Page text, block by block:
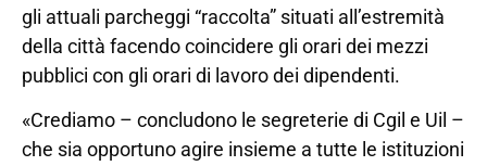
gli attuali parcheggi “raccolta” situati all’estremità
della città facendo coincidere gli orari dei mezzi
pubblici con gli orari di lavoro dei dipendenti.
«Crediamo – concludono le segreterie di Cgil e Uil –
che sia opportuno agire insieme a tutte le istituzioni